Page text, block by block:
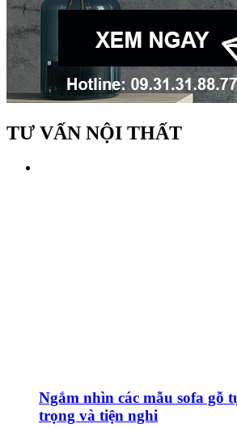
TƯ VẤN NỘI THẤT
Ngắm nhìn các mẫu sofa gỗ
trọng và tiện nghi